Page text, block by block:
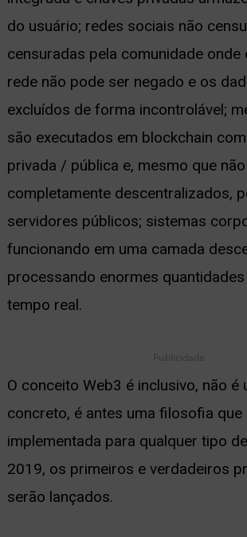
do usuário; redes sociais não
censuradas pela comunidade onde
rede não pode ser negado e os
excluídos de forma incontrolável;
são executados em blockchain
privada / pública e, mesmo que
completamente descentralizados,
servidores públicos; sistemas
funcionando em uma camada
processando enormes
tempo real.
Publicidade
O conceito Web3 é inclusivo, não é
concreto, é antes uma filosofia que
implementada para qualquer tipo
2019, os primeiros e verdadeiros
serão lançados.